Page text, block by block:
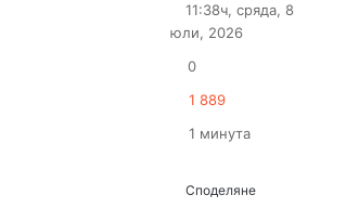
X email
11:38ч, сряда, 8
юли, 2026
0
1 889
1 минута
Споделяне